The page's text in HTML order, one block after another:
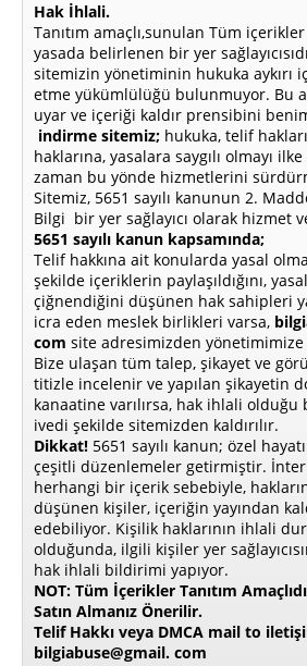
Hak İhlali.
Tanıtım amaçlı,sunulan Tüm içerikler
yasada belirlenen bir yer
sitemizin yönetiminin hukuka aykırı
etme yükümlülüğü bulunmuyor. Bu
uyar ve içeriği kaldır prensibini
indirme sitemiz; hukuka, telif
haklarına, yasalara saygılı olmayı
zaman bu yönde hizmetlerini
Sitemiz, 5651 sayılı kanunun 2.
Bilgi bir yer sağlayıcı olarak hizmet
5651 sayılı kanun kapsamında;
Telif hakkına ait konularda yasal
şekilde içeriklerin paylaşıldığını,
çiğnendiğini düşünen hak sahipleri
icra eden meslek birlikleri varsa,
com site adresimizden
Bize ulaşan tüm talep, şikayet ve
titizle incelenir ve yapılan şikayetin
kanaatine varılırsa, hak ihlali
ivedi şekilde sitemizden kaldırılır.
Dikkat! 5651 sayılı kanun; özel
çeşitli düzenlemeler getirmiştir.
herhangi bir içerik sebebiyle,
düşünen kişiler, içeriğin yayından
edebiliyor. Kişilik haklarının ihlali
olduğunda, ilgili kişiler yer
hak ihlali bildirimi yapıyor.
NOT: Tüm İçerikler Tanıtım
Satın Almanız Önerilir.
Telif Hakkı veya DMCA mail to
bilgiabuse@gmail. com